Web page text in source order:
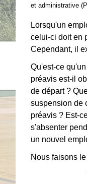
et administrative
Lorsqu'un
celui-ci doit en
Cependant, il
Qu'est-ce
préavis est-il
de départ ?
suspension de
préavis ? Est-
s'absenter
un nouvel
Nous faisons